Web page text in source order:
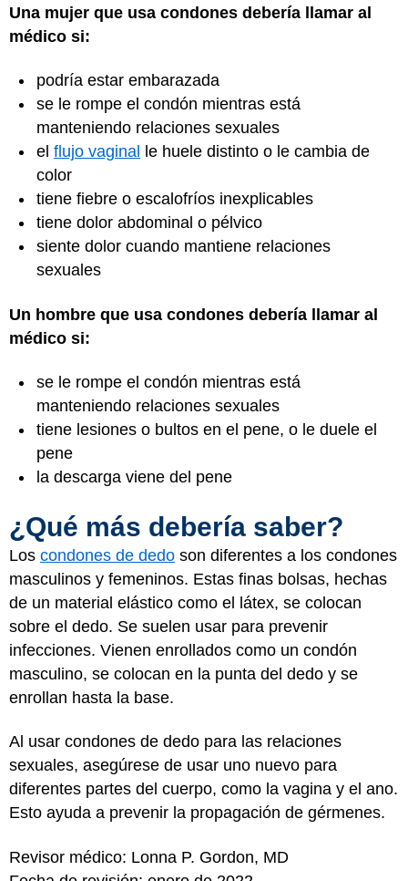
Una mujer que usa condones debería llamar al
médico si:
podría estar embarazada
se le rompe el condón mientras está
manteniendo relaciones sexuales
el flujo vaginal
le huele distinto o le cambia de
color
tiene fiebre o escalofríos inexplicables
tiene dolor abdominal o pélvico
siente dolor cuando mantiene relaciones
sexuales
Un hombre que usa condones debería llamar al
médico si:
se le rompe el condón mientras está
manteniendo relaciones sexuales
tiene lesiones o bultos en el pene, o le duele el
pene
la descarga viene del pene
¿Qué más debería saber?
Los condones de dedo son diferentes a los condones
masculinos y femeninos. Estas finas bolsas, hechas
de un material elástico como el látex, se colocan
sobre el dedo. Se suelen usar para prevenir
infecciones. Vienen enrollados como un condón
masculino, se colocan en la punta del dedo y se
enrollan hasta la base.
Al usar condones de dedo para las relaciones
sexuales, asegúrese de usar uno nuevo para
diferentes partes del cuerpo, como la vagina y el ano.
Esto ayuda a prevenir la propagación de gérmenes.
Revisor médico: Lonna P. Gordon, MD